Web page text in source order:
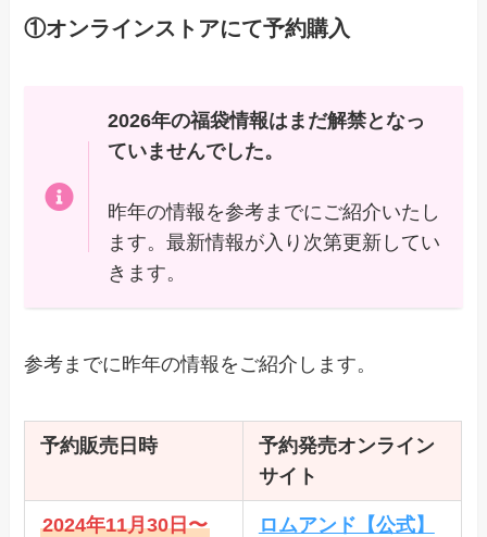
①オンラインストアにて予約購入
2026年の福袋情報はまだ解禁となっ
ていませんでした。
昨年の情報を参考までにご紹介いたし
ます。最新情報が入り次第更新してい
きます。
参考までに昨年の情報をご紹介します。
予約販売日時
予約発売オンライン
サイト
2024年11月30日〜
ロムアンド【公式】